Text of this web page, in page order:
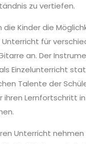
zu vertiefen.
die Kinder die
Unterricht für
an. Der
Einzelunterricht
Talente der
ihren Lernfortschritt
Unterricht